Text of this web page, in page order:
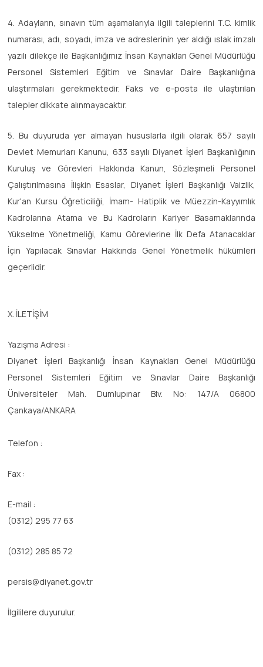
4. Adayların, sınavın tüm aşamalarıyla ilgili taleplerini T.C. kimlik
numarası, adı, soyadı, imza ve adreslerinin yer aldığı ıslak imzalı
yazılı dilekçe ile Başkanlığımız İnsan Kaynakları Genel Müdürlüğü
Personel Sistemleri Eğitim ve Sınavlar Daire Başkanlığına
ulaştırmaları gerekmektedir. Faks ve e-posta ile ulaştırılan
talepler dikkate alınmayacaktır.
5. Bu duyuruda yer almayan hususlarla ilgili olarak 657 sayılı
Devlet Memurları Kanunu, 633 sayılı Diyanet İşleri Başkanlığının
Kuruluş ve Görevleri Hakkında Kanun, Sözleşmeli Personel
Çalıştırılmasına İlişkin Esaslar, Diyanet İşleri Başkanlığı Vaizlik,
Kur'an Kursu Öğreticiliği, İmam- Hatiplik ve Müezzin-Kayyımlık
Kadrolarına Atama ve Bu Kadroların Kariyer Basamaklarında
Yükselme Yönetmeliği, Kamu Görevlerine İlk Defa Atanacaklar
İçin Yapılacak Sınavlar Hakkında Genel Yönetmelik hükümleri
geçerlidir.
X. İLETİŞİM
Yazışma Adresi :
Diyanet İşleri Başkanlığı İnsan Kaynakları Genel Müdürlüğü
Personel Sistemleri Eğitim ve Sınavlar Daire Başkanlığı
Üniversiteler Mah. Dumlupınar Blv. No: 147/A 06800
Çankaya/ANKARA
Telefon :
Fax :
E-mail :
(0312) 295 77 63
(0312) 285 85 72
persis@diyanet.gov.tr
İlgililere duyurulur.